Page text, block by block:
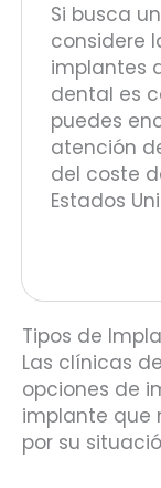
Si busca
considere
implantes
dental es
puedes
atención
del coste
Estados
Tipos de
Las clínicas
opciones de
implante que
por su